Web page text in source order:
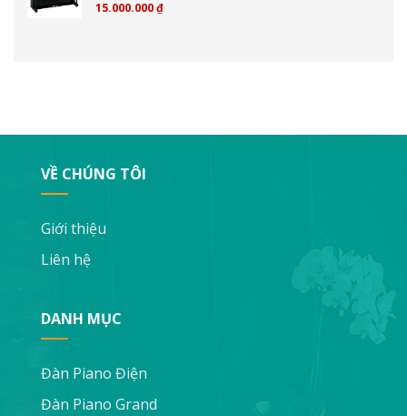
Được xếp hạng
15.000.000₫
VỀ CHÚNG TÔI
Giới thiệu
Liên hệ
DANH MỤC
Đàn Piano Điện
Đàn Piano Grand